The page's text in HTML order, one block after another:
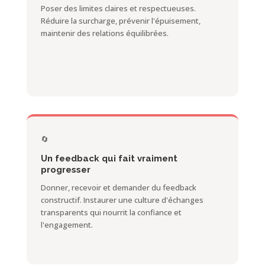
Poser des limites claires et respectueuses.
Réduire la surcharge, prévenir l'épuisement,
maintenir des relations équilibrées.
🔄
Un feedback qui fait vraiment
progresser
Donner, recevoir et demander du feedback
constructif. Instaurer une culture d'échanges
transparents qui nourrit la confiance et
l'engagement.